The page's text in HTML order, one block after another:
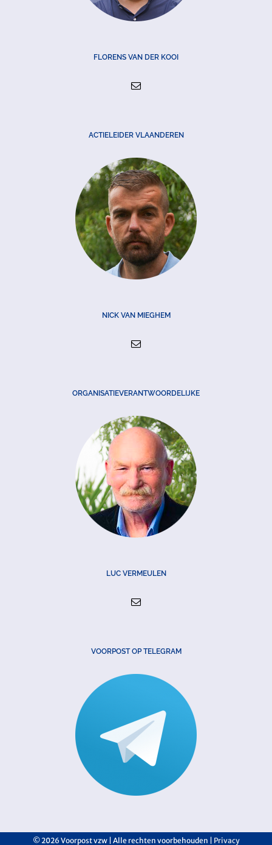
FLORENS VAN DER KOOI
ACTIELEIDER VLAANDEREN
NICK VAN MIEGHEM
ORGANISATIEVERANTWOORDELIJKE
LUC VERMEULEN
VOORPOST OP TELEGRAM
©2026 Voorpost vzw | Alle rechten voorbehouden | Privacy